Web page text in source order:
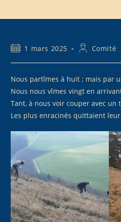
1 mars 2025 Comité
Nous partîmes à huit ; mais par
Nous nous vîmes vingt en
Tant, à nous voir couper avec un
Les plus enracinés quittaient